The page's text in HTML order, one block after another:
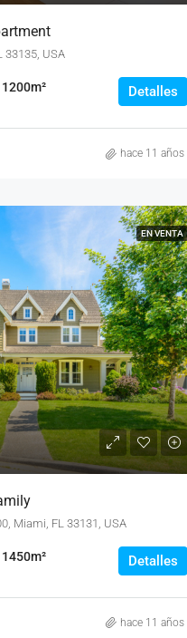
33135, USA
1200m² Detalles
hace 11 años
EN VENTA
Miami, FL 33131, USA
1450m² Detalles
hace 11 años